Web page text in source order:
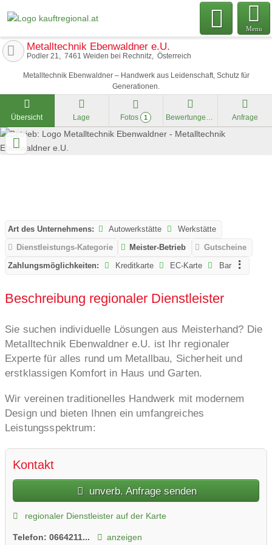
Menu
Metalltechnik Ebenwaldner e.U.
Podler 21 7461 Weiden bei Rechnitz Österreich
Metalltechnik Ebenwaldner – Handwerk aus Leidenschaft, Schutz für
Generationen.
Übersicht Lage Fotos 1 Bewertungen Anfrage
Art des Unternehmens: Autowerkstätte
Werkstätte
Dienstleistungs-Kategorie
Meister-Betrieb
Gutscheine
Zahlungsmöglichkeiten:
Kreditkarte EC-Karte Bar
Beschreibung regionaler Dienstleister
Sie suchen individuelle Lösungen aus Meisterhand? Die
Metalltechnik Ebenwaldner e.U. ist Ihr regionaler
Experte für alles rund um Metallbau, Sicherheit und
erstklassigen Komfort in Haus und Garten.
Wir vereinen traditionelles Handwerk mit modernem
Design und bieten Ihnen ein umfangreiches
Leistungsspektrum:
Zaun- & Toranlagen: Von klassischen Stabmatten- und
Maschendrahtzäunen über edle Aluzäune bis hin zu
exklusiven Designzäunen (in Kooperation mit
Artigmetall). Dazu passend liefern und montieren wir
Zauntüren, Schiebetore sowie Sektional- und
inklusive Service und Wartung.
Kontakt
unverb. Anfrage senden
regionaler Dienstleister auf der Karte
Telefon: 0664211... anzeigen